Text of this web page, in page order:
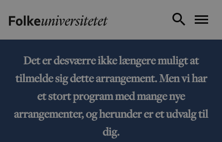
Det er desværre ikke længere muligt at
tilmelde sig dette arrangement. Men vi har
et stort program med mange nye
arrangementer, og herunder er et udvalg til
dig.